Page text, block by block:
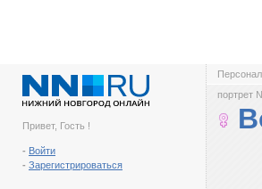
Привет, Гость !
- Войти
- Зарегистрироваться
портрет